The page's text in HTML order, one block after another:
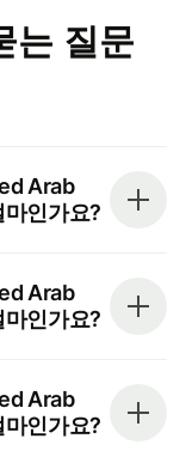
는 질문
Arab
인가요?
Arab
인가요?
Arab
인가요?